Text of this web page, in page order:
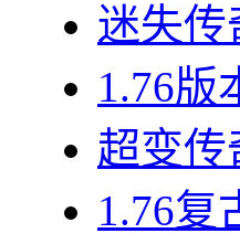
迷失传
1.76版
超变传
1.76复